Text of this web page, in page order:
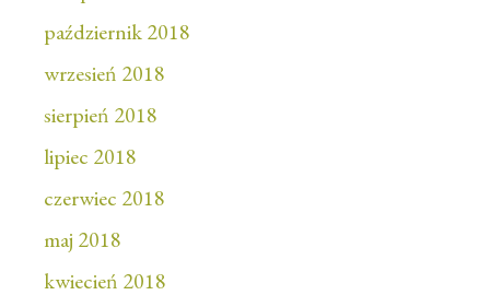
październik 2018
wrzesień 2018
sierpień 2018
lipiec 2018
czerwiec 2018
maj 2018
kwiecień 2018